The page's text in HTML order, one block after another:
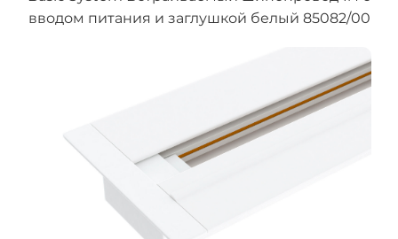
вводом питания и заглушкой белый 85082/00